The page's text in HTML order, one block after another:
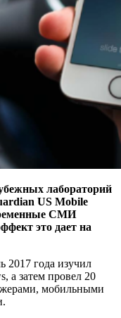
лабораторий
US Mobile
СМИ
это дает на
2017 года изучил
а затем провел 20
мобильными